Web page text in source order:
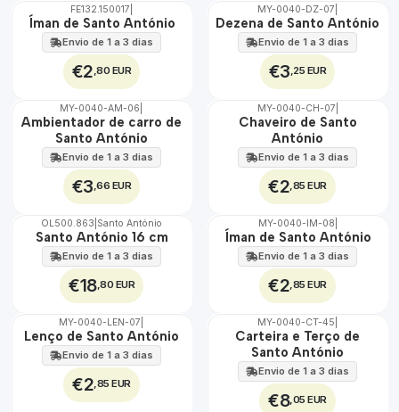
FE132.150017
Íman de Santo António
Envio de 1 a 3 dias
€2,80 EUR
🇵🇹
100%
MY-0040-DZ-07
Dezena de Santo António
Envio de 1 a 3 dias
€3,25 EUR
🇵🇹
100%
MY-0040-AM-06
Ambientador de carro de
Santo António
Envio de 1 a 3 dias
€3,66 EUR
🇵🇹
MY-0040-CH-07
Chaveiro de Santo
António
Envio de 1 a 3 dias
€2,85 EUR
🇵🇹
100%
OL500.863 Santo António
Santo António 16 cm
Envio de 1 a 3 dias
€18,80 EUR
🇵🇹
100%
MY-0040-IM-08
Íman de Santo António
Envio de 1 a 3 dias
€2,85 EUR
🇵🇹
100%
MY-0040-LEN-07
Lenço de Santo António
Envio de 1 a 3 dias
€2,85 EUR
🇵🇹
100%
MY-0040-CT-45
Carteira e Terço de
Santo António
Envio de 1 a 3 dias
€8,05 EUR